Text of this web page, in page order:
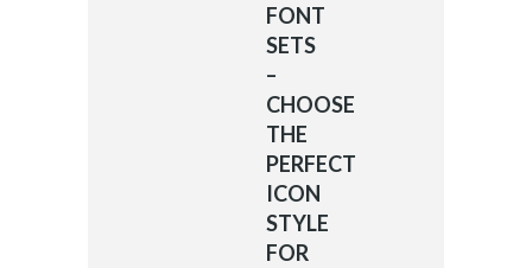
FONT
SETS
–
CHOOSE
THE
PERFECT
ICON
STYLE
FOR